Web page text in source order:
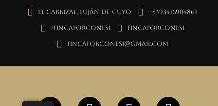
El Carrizal, Luján de Cuyo +5493416904861
/fincaforconesi fincaforconesi
fincaforconesi@gmail.com